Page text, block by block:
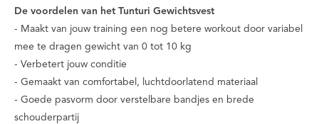
De voordelen van het Tunturi Gewichtsvest
- Maakt van jouw training een nog betere workout door variabel
mee te dragen gewicht van 0 tot 10 kg
- Verbetert jouw conditie
- Gemaakt van comfortabel, luchtdoorlatend materiaal
- Goede pasvorm door verstelbare bandjes en brede
schouderpartij